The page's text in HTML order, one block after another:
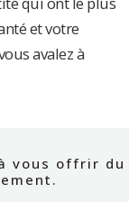
et votre
avalez à